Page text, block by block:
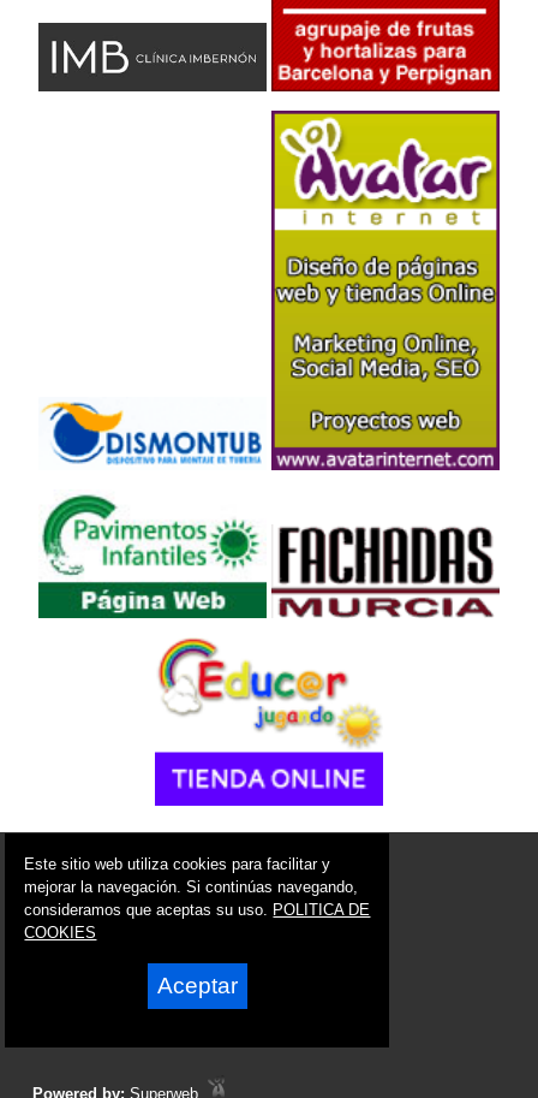
© 2006 - 2026 Portal de Ulea Noticias
info@portaldeulea.es
Síguenos en:
Powered by:Superweb
Este sitio web utiliza cookies para facilitar y
mejorar la navegación. Si continúas navegando,
consideramos que aceptas su uso. POLITICA DE
COOKIES
Aceptar